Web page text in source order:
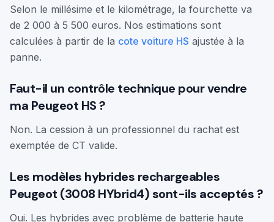
Selon le millésime et le kilométrage, la fourchette va
de 2 000 à 5 500 euros. Nos estimations sont
calculées à partir de la cote voiture HS ajustée à la
panne.
Faut-il un contrôle technique pour vendre
ma Peugeot HS ?
Non. La cession à un professionnel du rachat est
exemptée de CT valide.
Les modèles hybrides rechargeables
Peugeot (3008 HYbrid4) sont-ils acceptés ?
Oui. Les hybrides avec problème de batterie haute